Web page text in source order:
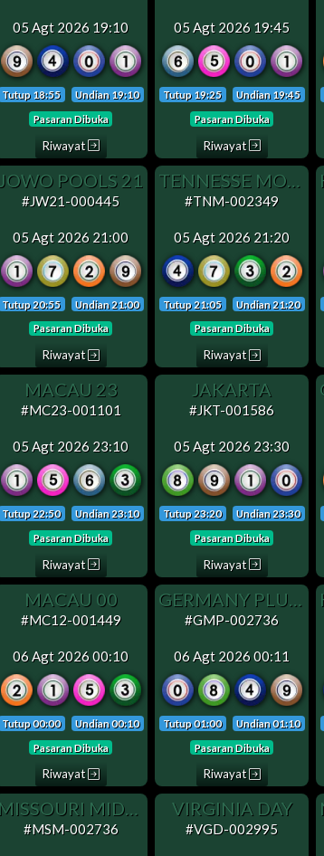
05 Agt 2026 19:10
Tutup 18:55 Undian 19:10
Pasaran Dibuka
Riwayat
05 Agt 2026 19:45
Tutup 19:25 Undian 19:45
Pasaran Dibuka
Riwayat
JOWO POOLS 21
#JW21-000445
05 Agt 2026 21:00
Tutup 20:55 Undian 21:00
Pasaran Dibuka
Riwayat
#TNM-002349
05 Agt 2026 21:20
Tutup 21:05 Undian 21:20
Pasaran Dibuka
Riwayat
MACAU 23
#MC23-001101
05 Agt 2026 23:10
Tutup 22:50 Undian 23:10
Pasaran Dibuka
Riwayat
JAKARTA
#JKT-001586
05 Agt 2026 23:30
Tutup 23:20 Undian 23:30
Pasaran Dibuka
Riwayat
MACAU 00
#MC12-001449
06 Agt 2026 00:10
Tutup 00:00 Undian 00:10
Pasaran Dibuka
Riwayat
GERMANY PLUS5
#GMP-002736
06 Agt 2026 00:11
Tutup 01:00 Undian 01:10
Pasaran Dibuka
Riwayat
MISSOURI MIDDAY
#MSM-002736
VIRGINIA DAY
#VGD-002995